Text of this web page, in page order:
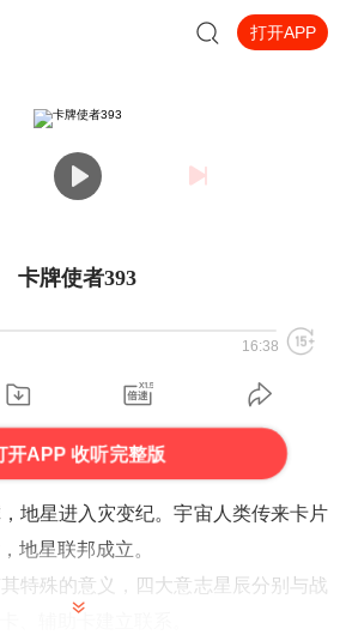
打开APP
卡牌使者393
16:38
开APP 收听完整版
地星进入灾变纪。宇宙人类传来卡片
地星联邦成立。
殊的意义，四大意志星辰分别与战